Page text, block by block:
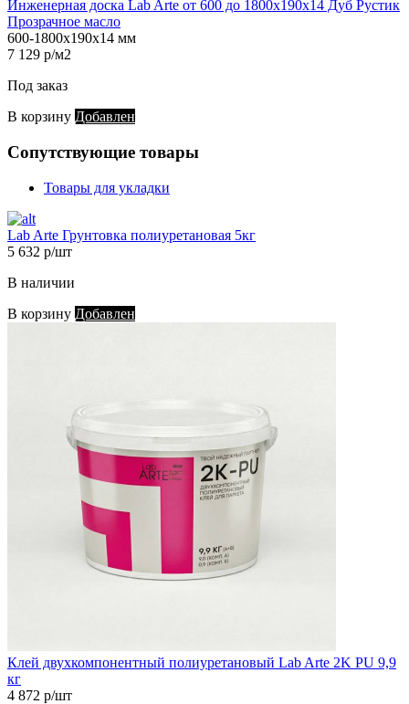
Инженерная доска Lab Arte от 600 до 1800х190х14 Дуб Рустик
Прозрачное масло
600-1800х190х14 мм
7 129 р/м2
Под заказ
В корзину Добавлен
Сопутствующие товары
Товары для укладки
Lab Arte Грунтовка полиуретановая 5кг
5 632 р/шт
В наличии
В корзину Добавлен
Клей двухкомпонентный полиуретановый Lab Arte 2K PU 9,9
кг
4 872 р/шт